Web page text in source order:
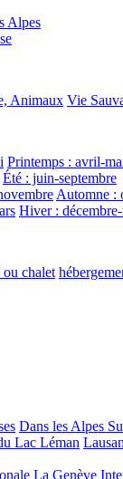
Alpes
Animaux Vie
Printemps : avril-
Été : juin-septembre
Automne :
Hiver :
ou chalet
Dans les Alpes
Lac Léman
La Genève